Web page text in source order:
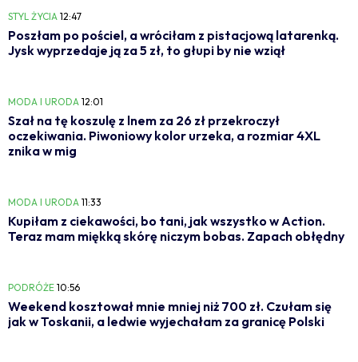
STYL ŻYCIA 12:47
Poszłam po pościel, a wróciłam z pistacjową latarenką.
Jysk wyprzedaje ją za 5 zł, to głupi by nie wziął
MODA I URODA 12:01
Szał na tę koszulę z lnem za 26 zł przekroczył
oczekiwania. Piwoniowy kolor urzeka, a rozmiar 4XL
znika w mig
MODA I URODA 11:33
Kupiłam z ciekawości, bo tani, jak wszystko w Action.
Teraz mam miękką skórę niczym bobas. Zapach obłędny
PODRÓŻE 10:56
Weekend kosztował mnie mniej niż 700 zł. Czułam się
jak w Toskanii, a ledwie wyjechałam za granicę Polski